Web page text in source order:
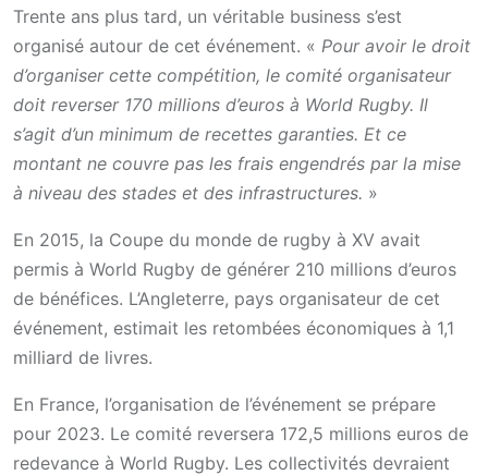
Trente ans plus tard, un véritable business s’est
organisé autour de cet événement. « Pour avoir le droit
d’organiser cette compétition, le comité organisateur
doit reverser 170 millions d’euros à World Rugby. Il
s’agit d’un minimum de recettes garanties. Et ce
montant ne couvre pas les frais engendrés par la mise
à niveau des stades et des infrastructures. »
En 2015, la Coupe du monde de rugby à XV avait
permis à World Rugby de générer 210 millions d’euros
de bénéfices. L’Angleterre, pays organisateur de cet
événement, estimait les retombées économiques à 1,1
milliard de livres.
En France, l’organisation de l’événement se prépare
pour 2023. Le comité reversera 172,5 millions euros de
redevance à World Rugby. Les collectivités devraient